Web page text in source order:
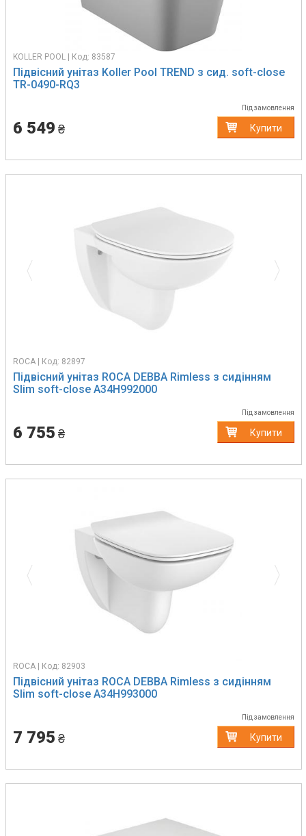
KOLLER POOL | Код: 83587
Підвісний унітаз Koller Pool TREND з сид. soft-close
TR-0490-RQ3
Під замовлення
6 549 ₴ Купити
Previous
ROCA | Код: 82897
Підвісний унітаз ROCA DEBBA Rimless з сидінням
Slim soft-close A34H992000
Під замовлення
6 755 ₴ Купити
ROCA | Код: 82903
Підвісний унітаз ROCA DEBBA Rimless з сидінням
Slim soft-close A34H993000
Під замовлення
7 795 ₴ Купити